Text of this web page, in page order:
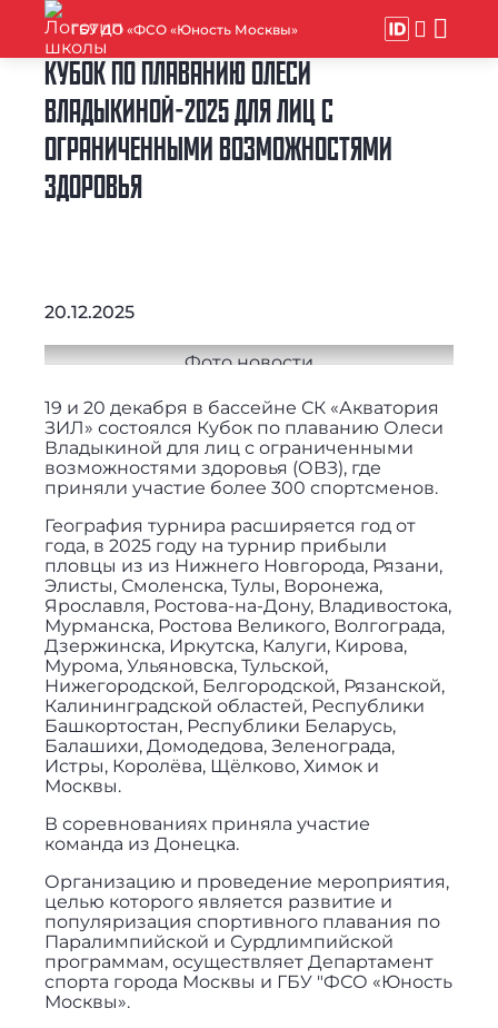
ГБУ ДО «ФСО «Юность Москвы»
КУБОК ПО ПЛАВАНИЮ ОЛЕСИ
ВЛАДЫКИНОЙ-2025 ДЛЯ ЛИЦ С
ОГРАНИЧЕННЫМИ ВОЗМОЖНОСТЯМИ
ЗДОРОВЬЯ
20.12.2025
19 и 20 декабря в бассейне СК «Акватория
ЗИЛ» состоялся Кубок по плаванию Олеси
Владыкиной для лиц с ограниченными
возможностями здоровья (ОВЗ), где
приняли участие более 300 спортсменов.
География турнира расширяется год от
года, в 2025 году на турнир прибыли
пловцы из из Нижнего Новгорода, Рязани,
Элисты, Смоленска, Тулы, Воронежа,
Ярославля, Ростова-на-Дону, Владивостока,
Мурманска, Ростова Великого, Волгограда,
Дзержинска, Иркутска, Калуги, Кирова,
Мурома, Ульяновска, Тульской,
Нижегородской, Белгородской, Рязанской,
Калининградской областей, Республики
Башкортостан, Республики Беларусь,
Балашихи, Домодедова, Зеленограда,
Истры, Королёва, Щёлково, Химок и
Москвы.
В соревнованиях приняла участие
команда из Донецка.
Организацию и проведение мероприятия,
целью которого является развитие и
популяризация спортивного плавания по
Паралимпийской и Сурдлимпийской
программам, осуществляет Департамент
спорта города Москвы и ГБУ "ФСО «Юность
Москвы».